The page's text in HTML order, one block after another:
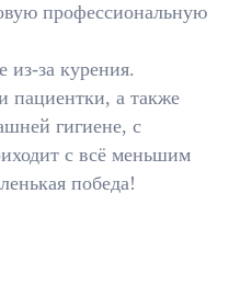
профессиональную
из-за курения.
пациентки, а также
гигиене, с
с всё меньшим
победа!